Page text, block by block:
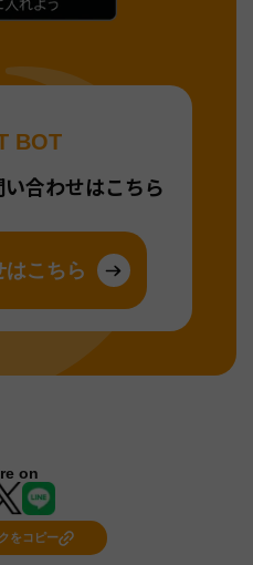
BOT
合わせはこちら
はこちら
on
をコピー